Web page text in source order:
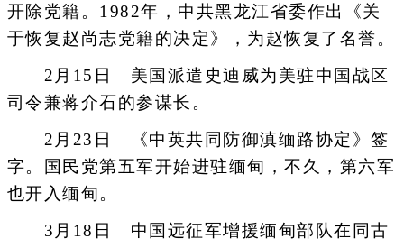
开除党籍。1982年，中共黑龙江省委作出《关
于恢复赵尚志党籍的决定》，为赵恢复了名誉。
2月15日 美国派遣史迪威为美驻中国战区
司令兼蒋介石的参谋长。
2月23日 《中英共同防御滇缅路协定》签
字。国民党第五军开始进驻缅甸，不久，第六军
也开入缅甸。
3月18日 中国远征军增援缅甸部队在同古